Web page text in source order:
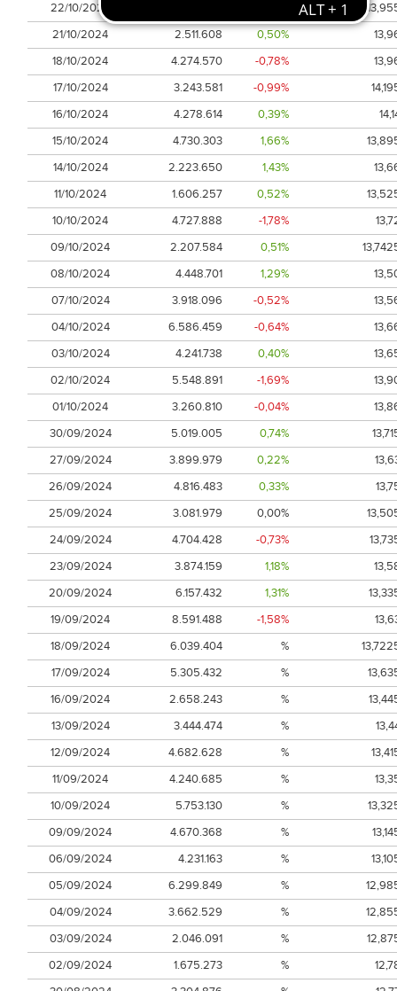
22/10/2024
21/10/2024
2.511.608 0,50%
18/10/2024
4.274.570 -0,78%
17/10/2024
3.243.581 -0,99%
16/10/2024
4.278.614 0,39%
15/10/2024
4.730.303 1,66%
14/10/2024
2.223.650 1,43%
11/10/2024
1.606.257 0,52%
10/10/2024
4.727.888 -1,78%
09/10/2024
2.207.584 0,51%
08/10/2024
4.448.701 1,29%
07/10/2024
3.918.096 -0,52%
04/10/2024
6.586.459 -0,64%
03/10/2024
4.241.738 0,40%
02/10/2024
5.548.891 -1,69%
01/10/2024
3.260.810 -0,04%
30/09/2024
5.019.005 0,74%
27/09/2024
3.899.979 0,22%
26/09/2024
4.816.483 0,33%
25/09/2024
3.081.979 0,00%
24/09/2024
4.704.428 -0,73%
23/09/2024
3.874.159 1,18%
20/09/2024
6.157.432 1,31%
19/09/2024
8.591.488 -1,58%
18/09/2024
6.039.404 %
17/09/2024
5.305.432 %
16/09/2024
2.658.243 %
13/09/2024
3.444.474 %
12/09/2024
4.682.628 %
11/09/2024
4.240.685 %
10/09/2024
5.753.130 %
09/09/2024
4.670.368 %
06/09/2024
4.231.163 %
05/09/2024
6.299.849 %
04/09/2024
3.662.529 %
03/09/2024
2.046.091 %
02/09/2024
1.675.273 %